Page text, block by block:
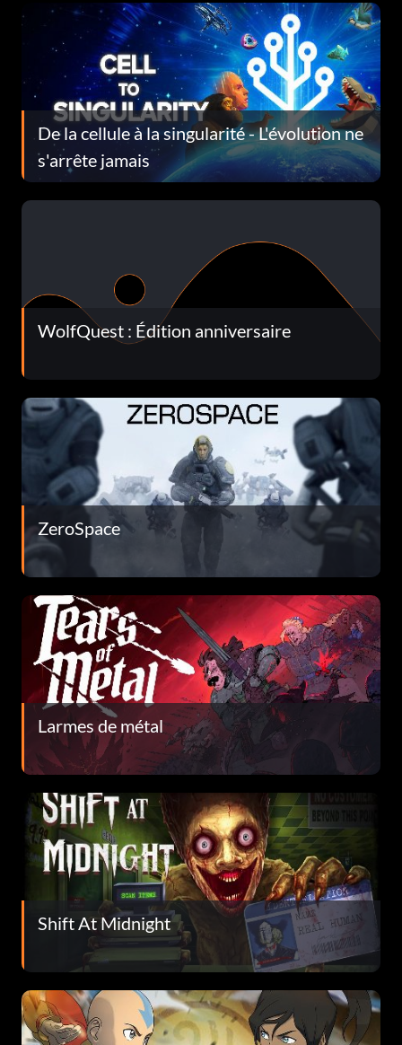
De la cellule à la singularité - L'évolution ne
s'arrête jamais
WolfQuest : Édition anniversaire
ZeroSpace
Larmes de métal
Shift At Midnight